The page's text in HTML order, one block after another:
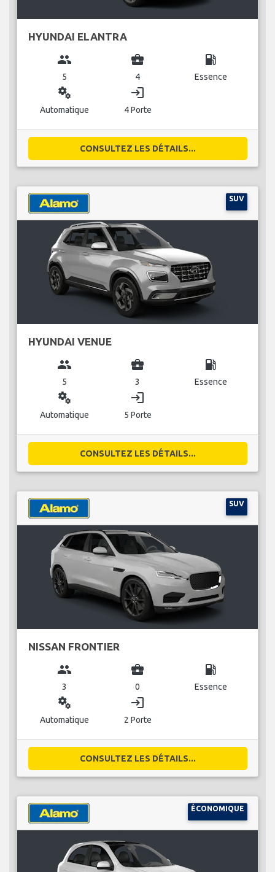
HYUNDAI ELANTRA
group
5
business_center
4
local_gas_station
Essence
miscellaneous_services
Automatique
login
4 Porte
CONSULTEZ LES DÉTAILS...
SUV
HYUNDAI VENUE
group
5
business_center
3
local_gas_station
Essence
miscellaneous_services
Automatique
login
5 Porte
CONSULTEZ LES DÉTAILS...
SUV
NISSAN FRONTIER
group
3
business_center
0
local_gas_station
Essence
miscellaneous_services
Automatique
login
2 Porte
CONSULTEZ LES DÉTAILS...
ÉCONOMIQUE